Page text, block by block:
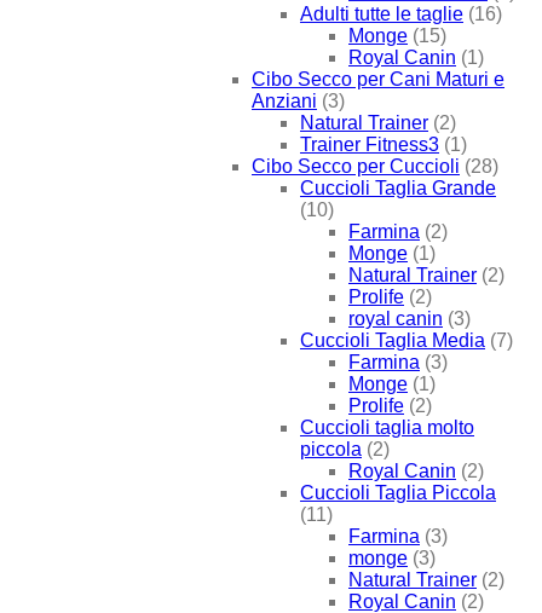
Adulti tutte le taglie (16)
Monge (15)
Royal Canin (1)
Cibo Secco per Cani Maturi e
Anziani (3)
Natural Trainer (2)
Trainer Fitness3 (1)
Cibo Secco per Cuccioli (28)
Cuccioli Taglia Grande
(10)
Farmina (2)
Monge (1)
Natural Trainer (2)
Prolife (2)
royal canin (3)
Cuccioli Taglia Media (7)
Farmina (3)
Monge (1)
Prolife (2)
Cuccioli taglia molto
piccola (2)
Royal Canin (2)
Cuccioli Taglia Piccola
(11)
Farmina (3)
monge (3)
Natural Trainer (2)
Royal Canin (2)